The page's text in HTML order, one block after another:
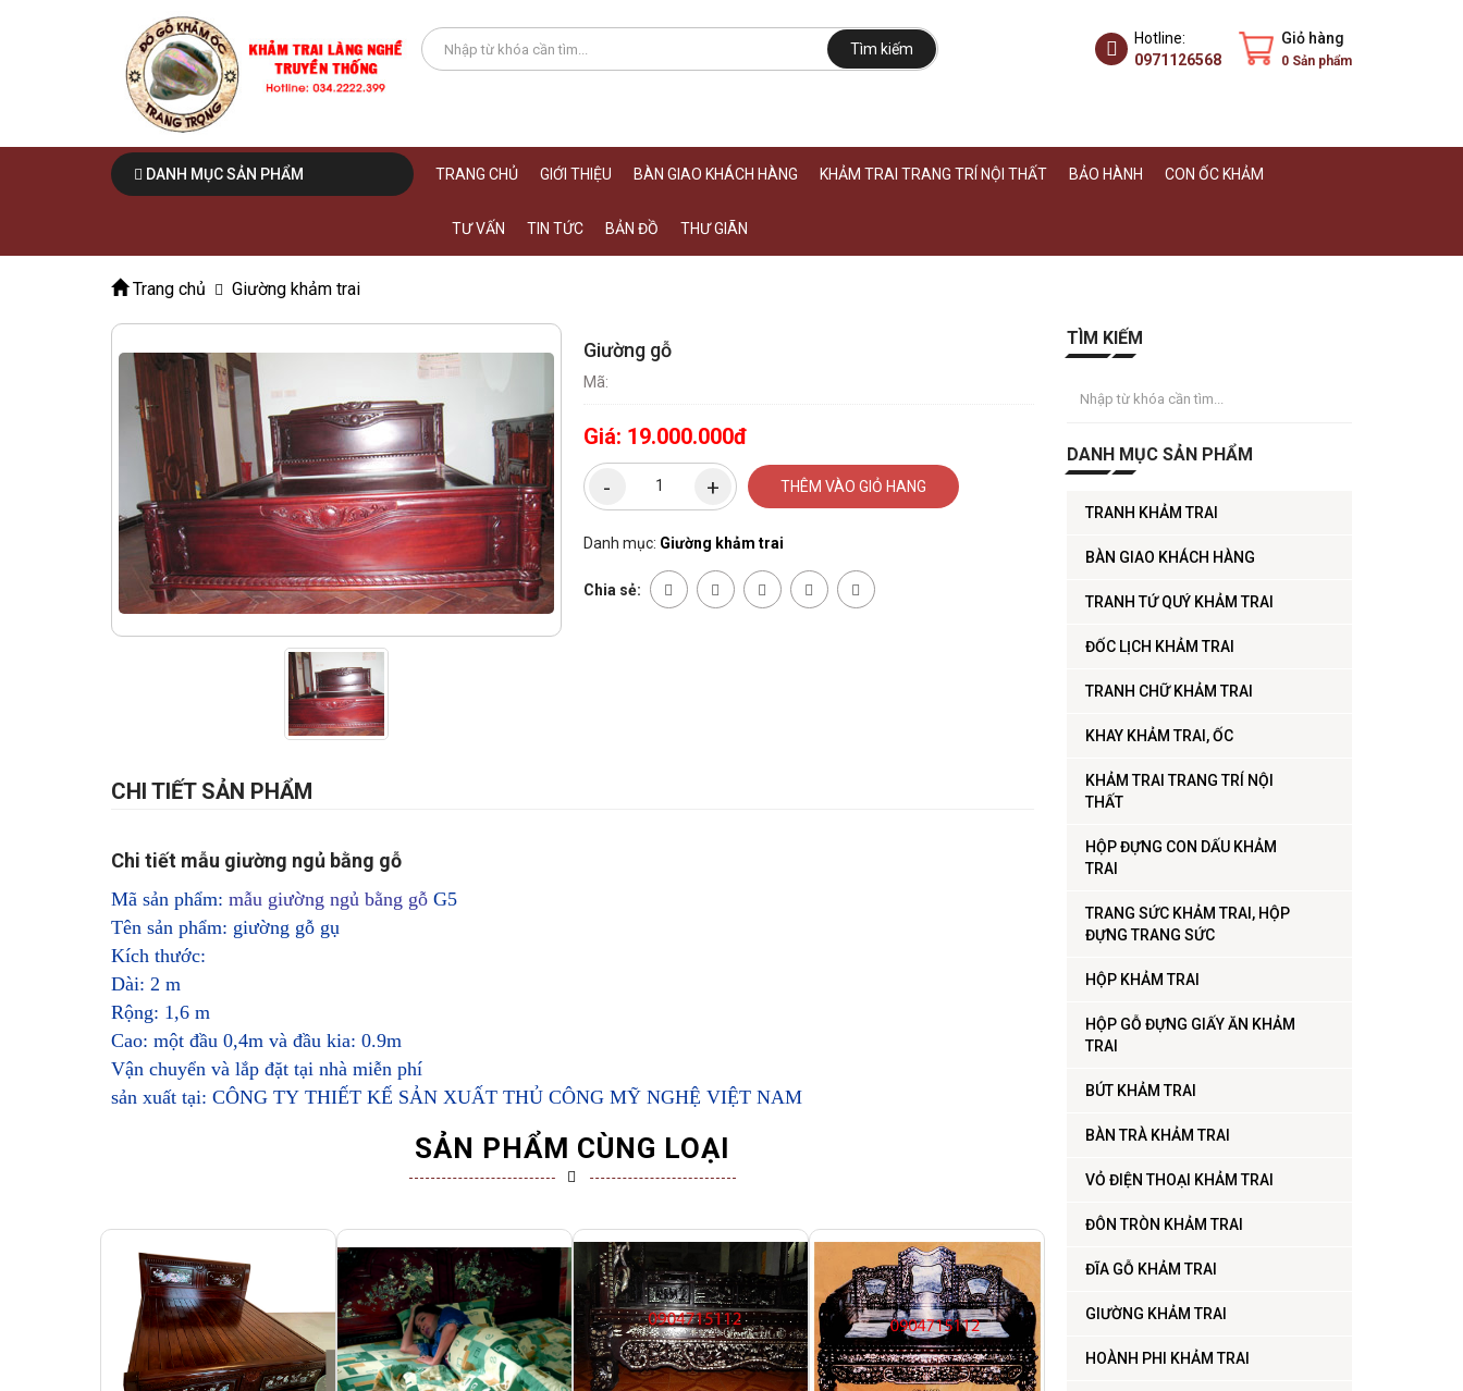
Tìm kiếm
Giỏ hàng
0 Sản phẩm
Hotline:
0971126568
DANH MỤC SẢN PHẨM TRANG CHỦ GIỚI THIỆU BÀN GIAO KHÁCH HÀNG KHẢM TRAI TRANG TRÍ NỘI THẤT BẢO HÀNH CON ỐC KHẢM
TƯ VẤN TIN TỨC BẢN ĐỒ THƯ GIÃN
Trang chủ Giường khảm trai
Giường gỗ
Mã:
Giá: 19.000.000đ
THÊM VÀO GIỎ HANG
Danh mục: Giường khảm trai
Chia sẻ:
CHI TIẾT SẢN PHẨM
Chi tiết mẫu giường ngủ bằng gỗ
Mã sản phẩm: mẫu giường ngủ bằng gỗ G5
Tên sản phẩm: giường gỗ gụ
Kích thước:
Dài: 2 m
Rộng: 1,6 m
Cao: một đầu 0,4m và đầu kia: 0.9m
Vận chuyển và lắp đặt tại nhà miễn phí
sản xuất tại: CÔNG TY THIẾT KẾ SẢN XUẤT THỦ CÔNG MỸ NGHỆ VIỆT NAM
SẢN PHẨM CÙNG LOẠI
TÌM KIẾM
DANH MỤC SẢN PHẨM
TRANH KHẢM TRAI
BÀN GIAO KHÁCH HÀNG
TRANH TỨ QUÝ KHẢM TRAI
ĐỐC LỊCH KHẢM TRAI
TRANH CHỮ KHẢM TRAI
KHAY KHẢM TRAI, ỐC
KHẢM TRAI TRANG TRÍ NỘI
THẤT
HỘP ĐỰNG CON DẤU KHẢM
TRAI
TRANG SỨC KHẢM TRAI, HỘP
ĐỰNG TRANG SỨC
HỘP KHẢM TRAI
HỘP GỖ ĐỰNG GIẤY ĂN KHẢM
TRAI
BÚT KHẢM TRAI
BÀN TRÀ KHẢM TRAI
VỎ ĐIỆN THOẠI KHẢM TRAI
ĐÔN TRÒN KHẢM TRAI
ĐĨA GỖ KHẢM TRAI
GIƯỜNG KHẢM TRAI
HOÀNH PHI KHẢM TRAI